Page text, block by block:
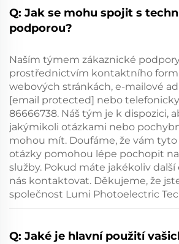
Q: Jak se mohu spojit s
podporou?
Naším týmem zákaznické
prostřednictvím kontaktního
webových stránkách, e-mailové
[email protected] nebo
86666738. Náš tým je k dispozici,
jakýmikoli otázkami nebo
mohou mít. Doufáme, že vám
otázky pomohou lépe pochopit
služby. Pokud máte jakékoliv další
nás kontaktovat. Děkujeme, že
společnost Lumi Photoelectric
Q: Jaké je hlavní použití